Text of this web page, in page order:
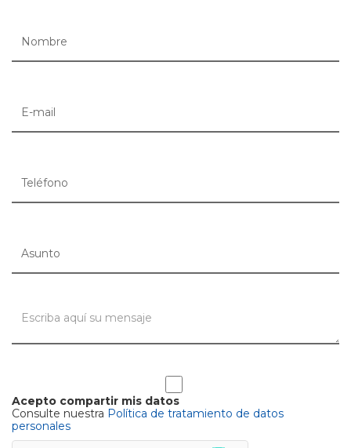
Acepto compartir mis datos
Consulte nuestra Política de tratamiento de datos
personales